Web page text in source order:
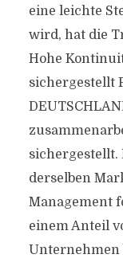
eine leichte
wird, hat die
Hohe
sichergestellt
derselben
Management
einem Anteil
Unternehmen